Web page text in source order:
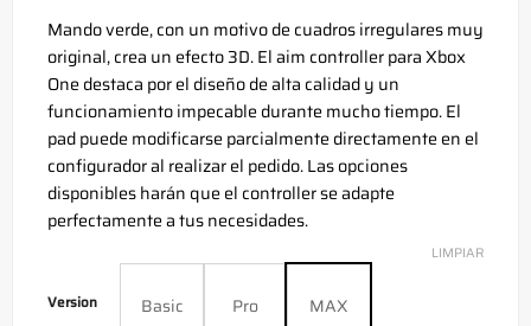
Mando verde, con un motivo de cuadros irregulares muy
original, crea un efecto 3D. El aim controller para Xbox
One destaca por el diseño de alta calidad y un
funcionamiento impecable durante mucho tiempo. El
pad puede modificarse parcialmente directamente en el
configurador al realizar el pedido. Las opciones
disponibles harán que el controller se adapte
perfectamente a tus necesidades.
Version Basic Pro MAX
LIMPIAR